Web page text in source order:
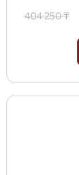
404 250 ₸